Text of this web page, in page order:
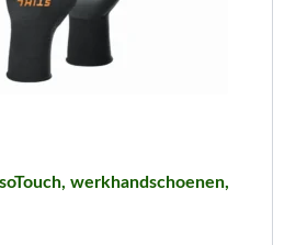
werkhandschoenen,